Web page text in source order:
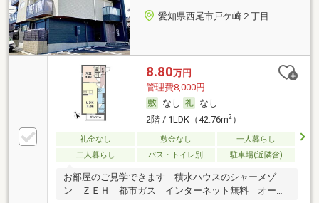
愛知県西尾市戸ケ崎２丁目
8.80万円
管理費8,000円
なし
なし
2階 / 1LDK（42.76m2）
礼金なし 敷金なし
一人暮らし
二人暮らし
バス・トイレ別 駐車場(近隣含)
お部屋のご見学できます 積水ハウスのシャーメゾ
ン ＺＥＨ 都市ガス インターネット無料 オート